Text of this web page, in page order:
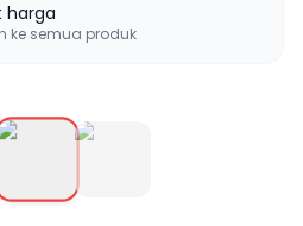
harga
ke semua produk